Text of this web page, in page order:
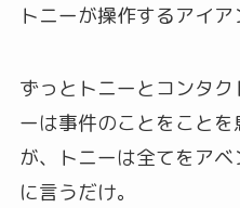
トニーが操作するアイア
ずっとトニーとコンタ
ーは事件のことをこと
が、トニーは全てをア
に言うだけ。